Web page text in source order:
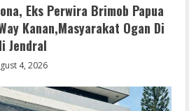
Eks Perwira Brimob Papua
Kanan,Masyarakat Ogan Di
Jendral
4, 2026
Workstation Portable +